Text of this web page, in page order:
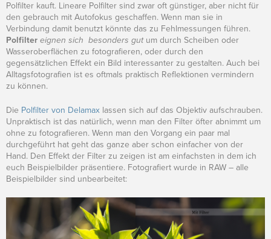
Polfilter kauft. Lineare Polfilter sind zwar oft günstiger, aber nicht für
den gebrauch mit Autofokus geschaffen. Wenn man sie in
Verbindung damit benutzt könnte das zu Fehlmessungen führen.
Polfilter eignen sich besonders gutum durch Scheiben oder
Wasseroberflächen zu fotografieren, oder durch den
gegensätzlichen Effekt ein Bild interessanter zu gestalten. Auch bei
Alltagsfotografien ist es oftmals praktisch Reflektionen vermindern
zu können.
Die Polfilter von Delamax lassen sich auf das Objektiv aufschrauben.
Unpraktisch ist das natürlich, wenn man den Filter öfter abnimmt um
ohne zu fotografieren. Wenn man den Vorgang ein paar mal
durchgeführt hat geht das ganze aber schon einfacher von der
Hand. Den Effekt der Filter zu zeigen ist am einfachsten in dem ich
euch Beispielbilder präsentiere. Fotografiert wurde in RAW – alle
Beispielbilder sind unbearbeitet: